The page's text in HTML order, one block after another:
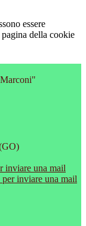
essere
della cookie
inviare una mail
inviare una mail